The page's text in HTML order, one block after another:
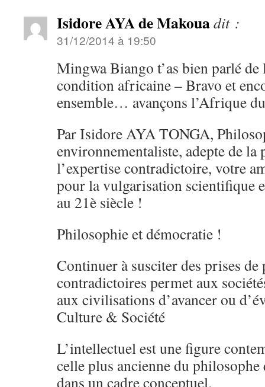
Isidore AYA de Makouadit :
31/12/2014 à 19:50
Mingwa Biango t’as bien parlé
condition africaine – Bravo et
ensemble… avançons l’Afrique
Par Isidore AYA TONGA,
environnementaliste, adepte de la
l’expertise contradictoire, votre
pour la vulgarisation scientifique
au 21è siècle !
Philosophie et démocratie !
Continuer à susciter des prises
contradictoires permet aux
aux civilisations d’avancer ou
Culture & Société
L’intellectuel est une figure
celle plus ancienne du
dans un cadre conceptuel.